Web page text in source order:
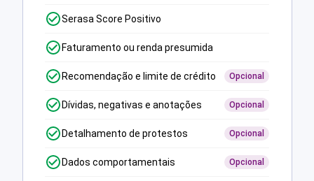
Serasa Score Positivo
Faturamento ou renda presumida
Recomendação e limite de crédito Opcional
Dívidas, negativas e anotações Opcional
Detalhamento de protestos Opcional
Dados comportamentais Opcional